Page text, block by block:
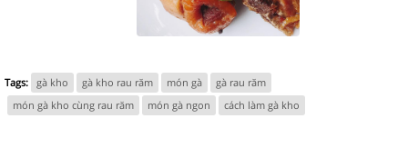
Tags: gà kho gà kho rau răm món gà
gà rau răm
món gà kho cùng rau răm
món gà ngon cách làm gà kho